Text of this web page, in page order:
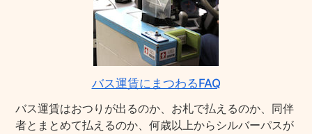
バス運賃にまつわるFAQ
バス運賃はおつりが出るのか、お札で払えるのか、同伴
者とまとめて払えるのか、何歳以上からシルバーパスが